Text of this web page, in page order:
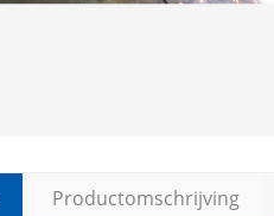
Productomschrijving